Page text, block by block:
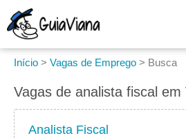
Início > Vagas de Emprego > Busca
Vagas de analista fiscal em
Analista Fiscal